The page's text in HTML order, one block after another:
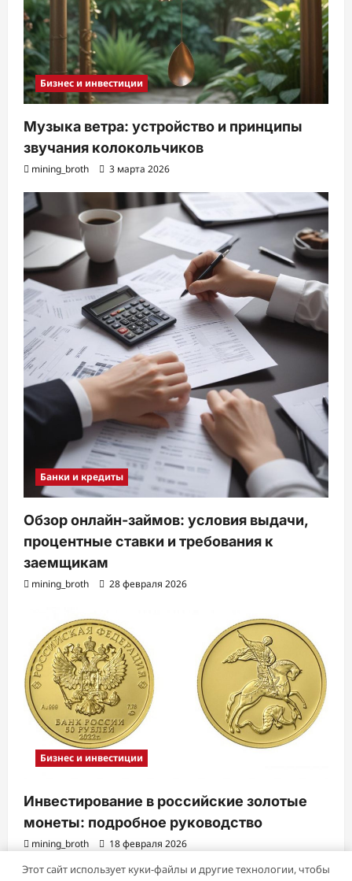
Бизнес и инвестиции
Музыка ветра: устройство и принципы
звучания колокольчиков
mining_broth 3 марта 2026
Банки и кредиты
Обзор онлайн-займов: условия выдачи,
процентные ставки и требования к
заемщикам
mining_broth 28 февраля 2026
Бизнес и инвестиции
Инвестирование в российские золотые
монеты: подробное руководство
mining_broth 18 февраля 2026
Этот сайт использует куки-файлы и другие технологии, чтобы